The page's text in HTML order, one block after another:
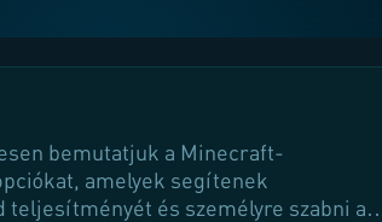
bemutatjuk a Minecraft-
amelyek segítenek
teljesítményét és személyre szabni a